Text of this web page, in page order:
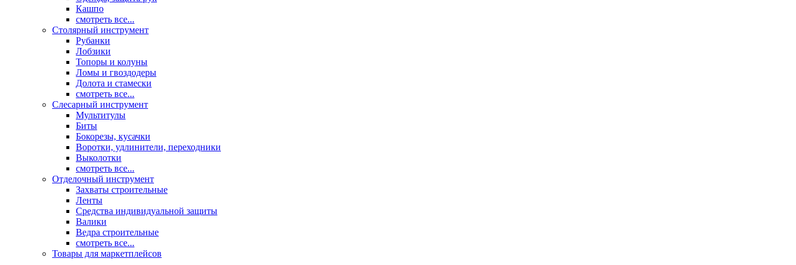
Кашпо
смотреть все...
Столярный инструмент
Рубанки
Лобзики
Топоры и колуны
Ломы и гвоздодеры
Долота и стамески
смотреть все...
Слесарный инструмент
Мультитулы
Биты
Бокорезы, кусачки
Воротки, удлинители, переходники
Выколотки
смотреть все...
Отделочный инструмент
Захваты строительные
Ленты
Средства индивидуальной защиты
Валики
Ведра строительные
смотреть все...
Товары для маркетплейсов